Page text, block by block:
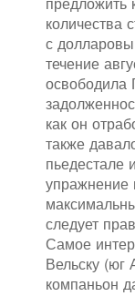
количества
с
течение
освободила
как он
также
пьедестале
упражнение
следует
Самое
Вельску (юг
компаньон